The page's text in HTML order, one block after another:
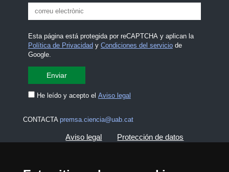
Esta página está protegida por reCAPTCHA y aplican la
Política de Privacidady Condiciones del serviciode
Google.
He leído y acepto el Aviso legal
CONTACTA premsa.ciencia@uab.cat
Aviso legal Protección de datos